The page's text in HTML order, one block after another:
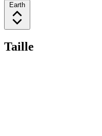
Earth
Taille